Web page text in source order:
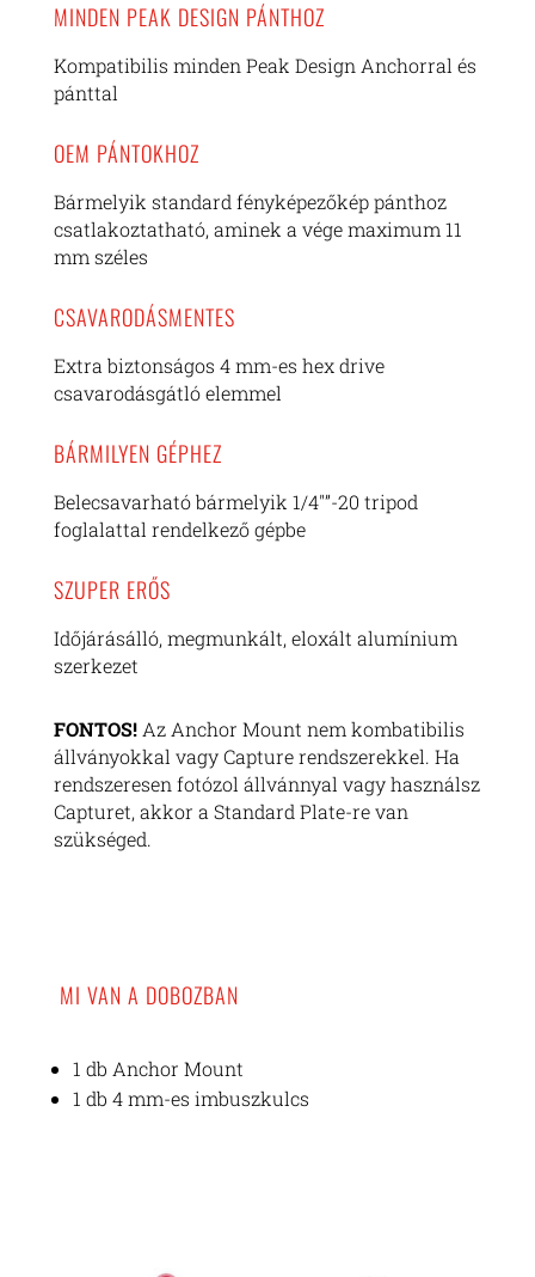
MINDEN PEAK DESIGN PÁNTHOZ
Kompatibilis minden Peak Design Anchorral és
pánttal
OEM PÁNTOKHOZ
Bármelyik standard fényképezőkép pánthoz
csatlakoztatható, aminek a vége maximum 11
mm széles
CSAVARODÁSMENTES
Extra biztonságos 4 mm-es hex drive
csavarodásgátló elemmel
BÁRMILYEN GÉPHEZ
Belecsavarható bármelyik 1/4″”-20 tripod
foglalattal rendelkező gépbe
SZUPER ERŐS
Időjárásálló, megmunkált, eloxált alumínium
szerkezet
FONTOS!Az Anchor Mount nem kombatibilis
állványokkal vagy Capture rendszerekkel. Ha
rendszeresen fotózol állvánnyal vagy használsz
Capturet, akkor a Standard Plate-re van
szükséged.
MI VAN A DOBOZBAN
1 db Anchor Mount
1 db 4 mm-es imbuszkulcs